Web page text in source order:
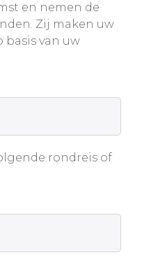
en nemen de
Zij maken uw
basis van uw
rondreis of